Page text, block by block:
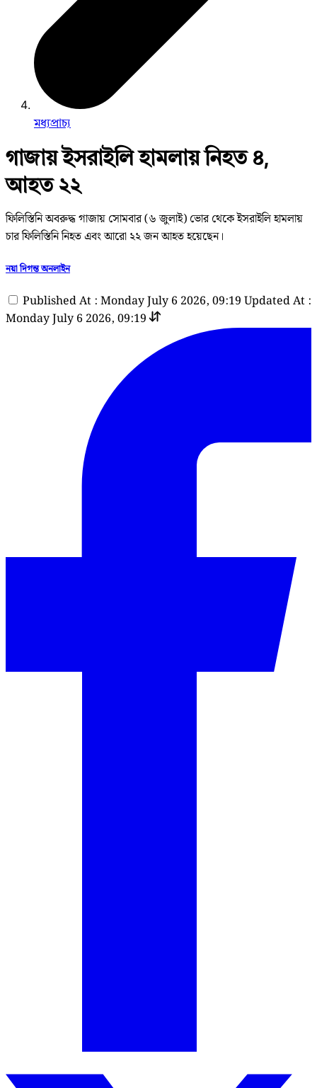
মধ্যপ্রাচ্য
গাজায় ইসরাইলি হামলায় নিহত ৪,
আহত ২২
ফিলিস্তিনি অবরুদ্ধ গাজায় সোমবার (৬ জুলাই) ভোর থেকে ইসরাইলি হামলায়
চার ফিলিস্তিনি নিহত এবং আরো ২২ জন আহত হয়েছেন।
নয়া দিগন্ত অনলাইন
Published At : Monday July 6 2026, 09:19 Updated At :
Monday July 6 2026, 09:19